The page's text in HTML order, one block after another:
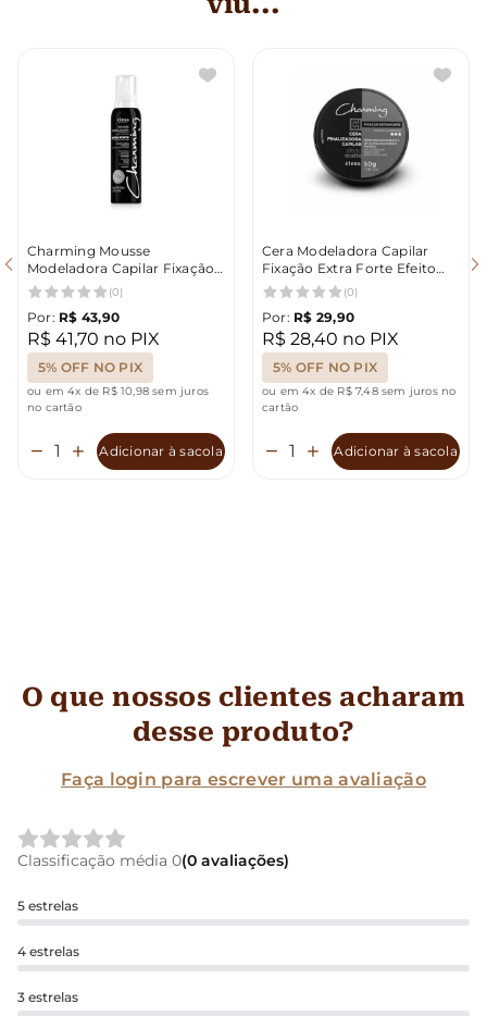
Charming Mousse
Modeladora Capilar Fixação
Extra Forte 150ml
(0)
Por: R$ 43,90
R$ 41,70 no PIX
5% OFF NO PIX
ou em 4x de R$ 10,98 sem juros
no cartão
Adicionar à sacola
Cera Modeladora Capilar
Fixação Extra Forte Efeito
Matte 50g Charming
(0)
Por: R$ 29,90
R$ 28,40 no PIX
5% OFF NO PIX
ou em 4x de R$ 7,48 sem juros no
cartão
Adicionar à sacola
O que nossos clientes acharam
desse produto?
Faça login para escrever uma avaliação
Classificação média 0(0 avaliações)
5 estrelas
4 estrelas
3 estrelas